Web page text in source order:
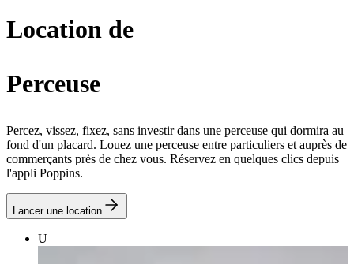
Location de
Perceuse
Percez, vissez, fixez, sans investir dans une perceuse qui dormira au
fond d'un placard. Louez une perceuse entre particuliers et auprès de
commerçants près de chez vous. Réservez en quelques clics depuis
l'appli Poppins.
Lancer une location
U